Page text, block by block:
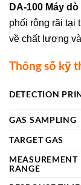
DA-100 Máy
phối rộng rãi tại
về chất lượng
Thông số kỹ
DETECTION
GAS SAMPLING
TARGET GAS
MEASUREMENT
RANGE